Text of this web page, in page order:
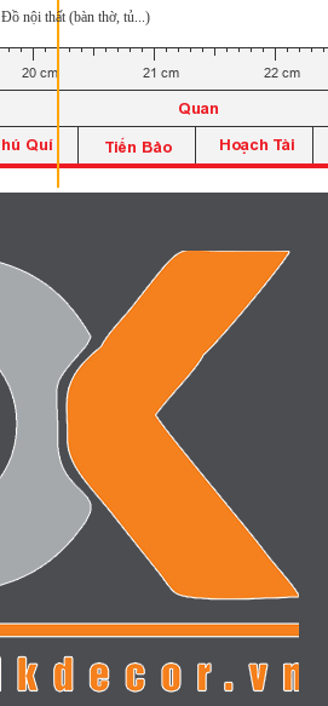
Đồ nội thất (bàn thờ, tủ...)